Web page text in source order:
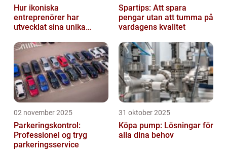
Hur ikoniska
entreprenörer har
utvecklat sina unika
Spartips: Att spara
pengar utan att tumma på
vardagens kvalitet
02 november 2025
Parkeringskontrol:
Professionel og tryg
parkeringsservice
31 oktober 2025
Köpa pump: Lösningar för
alla dina behov